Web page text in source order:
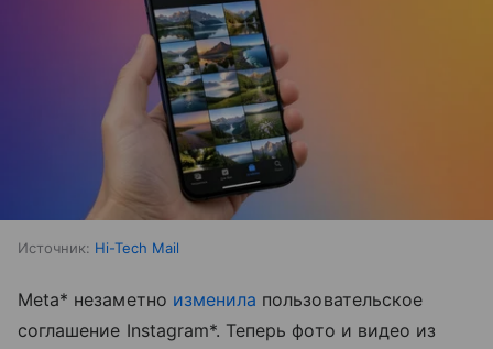
Источник: Hi-Tech Mail
Meta* незаметно изменила пользовательское
соглашение Instagram*. Теперь фото и видео из